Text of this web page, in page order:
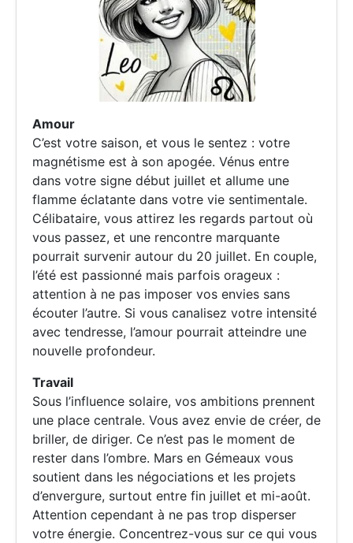
Amour
C’est votre saison, et vous le sentez : votre
magnétisme est à son apogée. Vénus entre
dans votre signe début juillet et allume une
flamme éclatante dans votre vie sentimentale.
Célibataire, vous attirez les regards partout où
vous passez, et une rencontre marquante
pourrait survenir autour du 20 juillet. En couple,
l’été est passionné mais parfois orageux :
attention à ne pas imposer vos envies sans
écouter l’autre. Si vous canalisez votre intensité
avec tendresse, l’amour pourrait atteindre une
nouvelle profondeur.
Travail
Sous l’influence solaire, vos ambitions prennent
une place centrale. Vous avez envie de créer, de
briller, de diriger. Ce n’est pas le moment de
rester dans l’ombre. Mars en Gémeaux vous
soutient dans les négociations et les projets
d’envergure, surtout entre fin juillet et mi-août.
Attention cependant à ne pas trop disperser
votre énergie. Concentrez-vous sur ce qui vous